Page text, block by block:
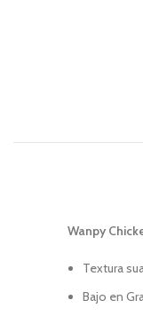
Wanpy
Textura
Bajo en